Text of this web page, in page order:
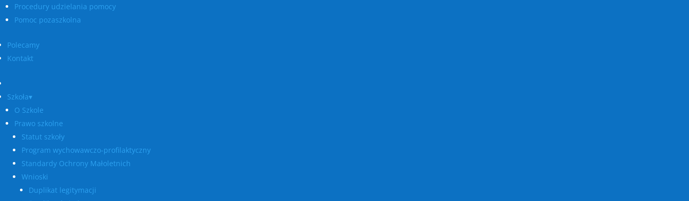
Procedury udzielania pomocy
Pomoc pozaszkolna
Polecamy
Kontakt
Szkoła▾
O Szkole
Prawo szkolne
Statut szkoły
Program wychowawczo-profilaktyczny
Standardy Ochrony Małoletnich
Wnioski
Duplikat legitymacji